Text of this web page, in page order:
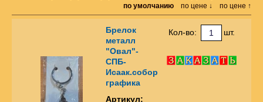
по умолчанию по цене ↓ по цене ↑
Брелок
металл
"Овал"-
СПБ-
Исаак.собор
графика
Артикул:
Кол-во: шт.